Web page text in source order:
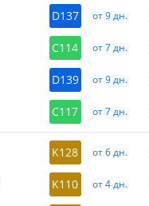
D137 от 9 дн.
C114 от 7 дн.
D139 от 9 дн.
C117 от 7 дн.
K128 от 6 дн.
K110 от 4 дн.